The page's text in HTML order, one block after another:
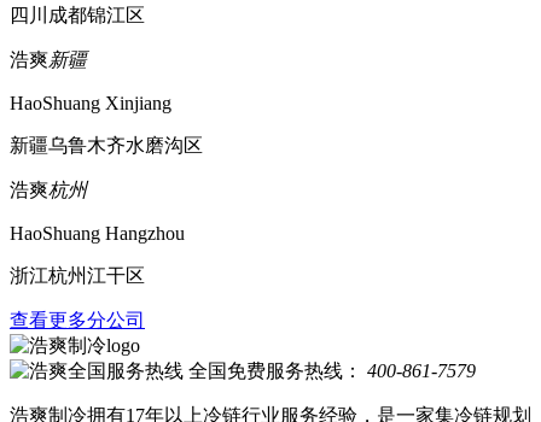
四川成都锦江区
浩爽新疆
HaoShuang Xinjiang
新疆乌鲁木齐水磨沟区
浩爽杭州
HaoShuang Hangzhou
浙江杭州江干区
查看更多分公司
全国免费服务热线： 400-861-7579
浩爽制冷拥有17年以上冷链行业服务经验，是一家集冷链规划